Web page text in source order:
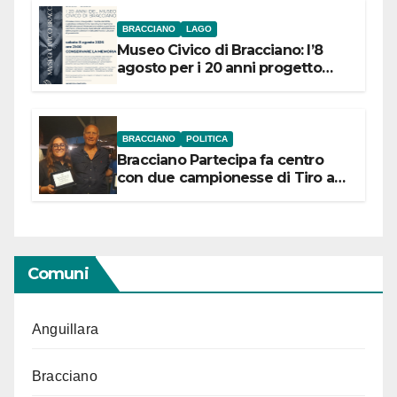
BRACCIANO LAGO
Museo Civico di Bracciano: l’8
agosto per i 20 anni progetto
BRACCIANO POLITICA
Bracciano Partecipa fa centro
con due campionesse di Tiro a
Comuni
Anguillara
Bracciano